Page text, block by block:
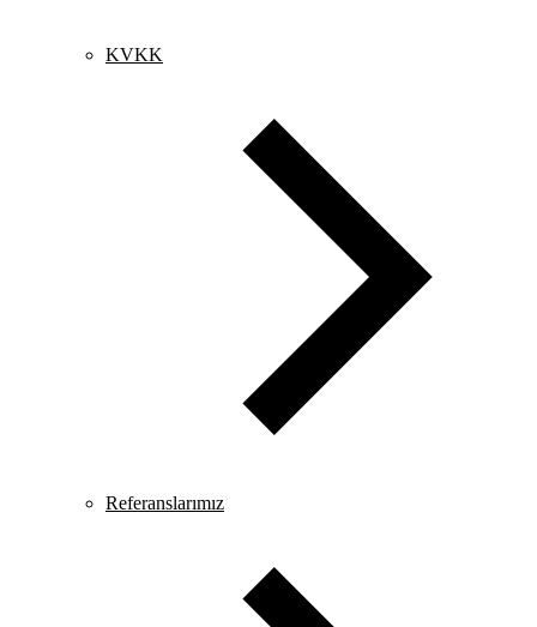
KVKK
Referanslarımız